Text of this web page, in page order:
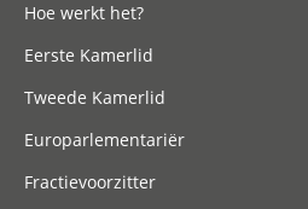
Hoe werkt het?
Eerste Kamerlid
Tweede Kamerlid
Europarlementariër
Fractievoorzitter